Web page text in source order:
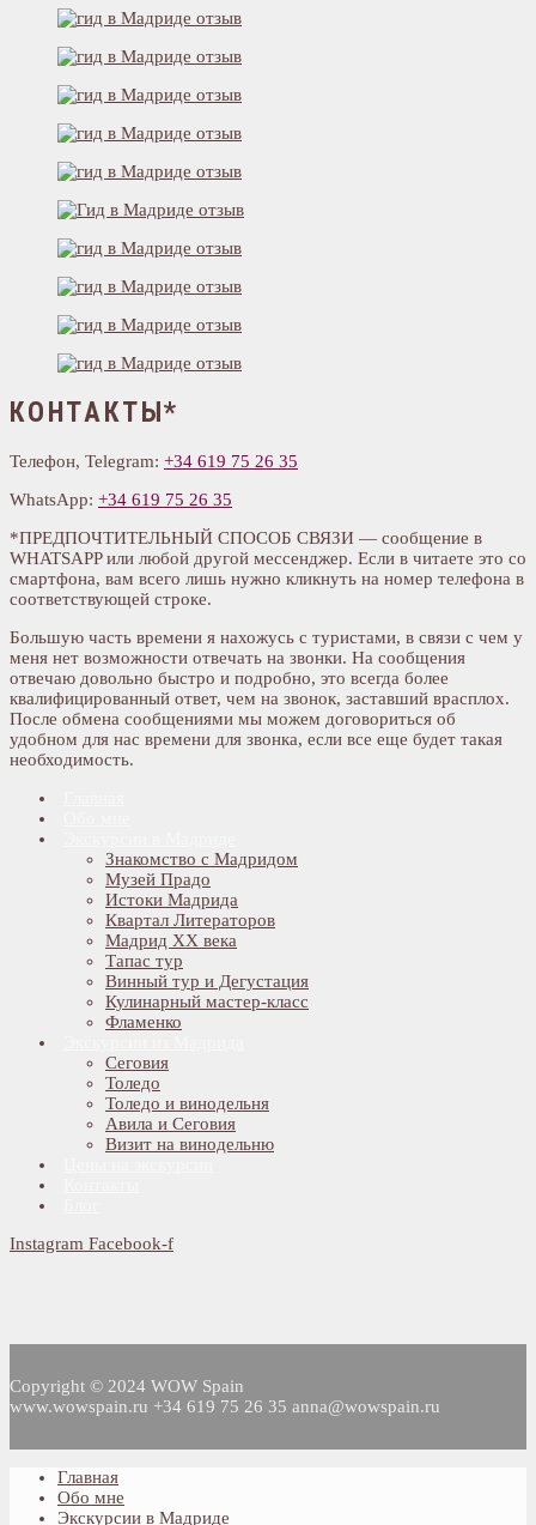
КОНТАКТЫ*
Телефон, Telegram: +34 619 75 26 35
WhatsApp: +34 619 75 26 35
*ПРЕДПОЧТИТЕЛЬНЫЙ СПОСОБ СВЯЗИ — сообщение в
WHATSAPP или любой другой мессенджер. Если в читаете это со
смартфона, вам всего лишь нужно кликнуть на номер телефона в
соответствующей строке.
Большую часть времени я нахожусь с туристами, в связи с чем у
меня нет возможности отвечать на звонки. На сообщения
отвечаю довольно быстро и подробно, это всегда более
квалифицированный ответ, чем на звонок, заставший врасплох.
После обмена сообщениями мы можем договориться об
удобном для нас времени для звонка, если все еще будет такая
необходимость.
Знакомство с Мадридом
Музей Прадо
Истоки Мадрида
Квартал Литераторов
Мадрид XX века
Тапас тур
Винный тур и Дегустация
Кулинарный мастер-класс
Фламенко
Сеговия
Толедо
Толедо и винодельня
Авила и Сеговия
Визит на винодельню
Instagram Facebook-f
Copyright © 2024 WOW Spain
www.wowspain.ru +34 619 75 26 35 anna@wowspain.ru
Главная
Обо мне
Экскурсии в Мадриде